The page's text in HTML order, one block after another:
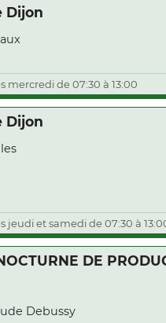
Dijon
mercredi de 07:30 à 13:00
Dijon
jeudi et samedi de 07:30 à
DE
Debussy